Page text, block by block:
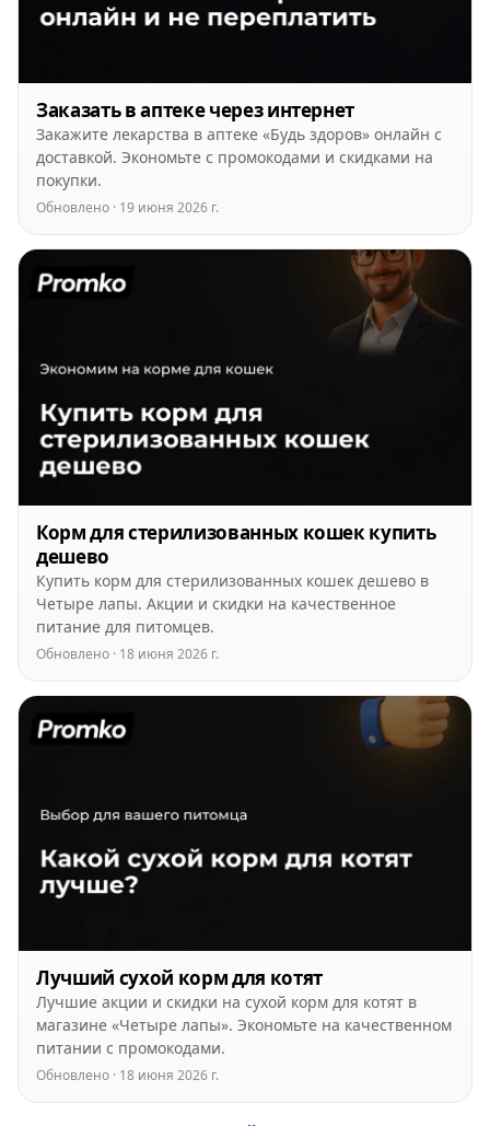
Заказать в аптеке через интернет
Закажите лекарства в аптеке «Будь здоров» онлайн с
доставкой. Экономьте с промокодами и скидками на
покупки.
Обновлено · 19 июня 2026 г.
Корм для стерилизованных кошек купить
дешево
Купить корм для стерилизованных кошек дешево в
Четыре лапы. Акции и скидки на качественное
питание для питомцев.
Обновлено · 18 июня 2026 г.
Лучший сухой корм для котят
Лучшие акции и скидки на сухой корм для котят в
магазине «Четыре лапы». Экономьте на качественном
питании с промокодами.
Обновлено · 18 июня 2026 г.